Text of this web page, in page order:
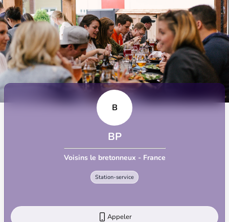
B
BP
Voisins le bretonneux - France
Station-service
Appeler